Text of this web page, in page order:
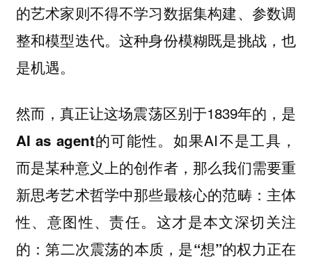
的艺术家则不得不学习数据集构建、参数调
整和模型迭代。这种身份模糊既是挑战，也
是机遇。
然而，真正让这场震荡区别于1839年的，是
AI as agent的可能性。如果AI不是工具，
而是某种意义上的创作者，那么我们需要重
新思考艺术哲学中那些最核心的范畴：主体
性、意图性、责任。这才是本文深切关注
的：第二次震荡的本质，是“想”的权力正在